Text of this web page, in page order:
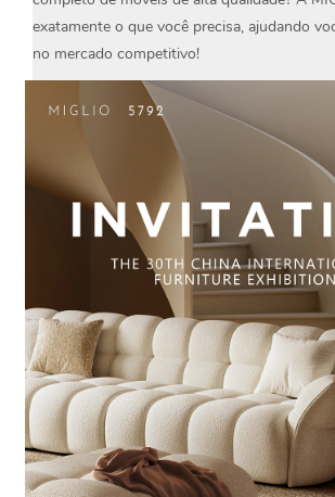
exatamente o que você precisa, ajudando
no mercado competitivo!